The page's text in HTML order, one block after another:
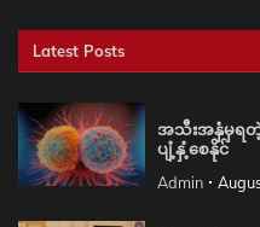
Latest Posts
အသီးအနှံမှရတဲ့
ပျံ့နှံ့စေနိုင်
Admin